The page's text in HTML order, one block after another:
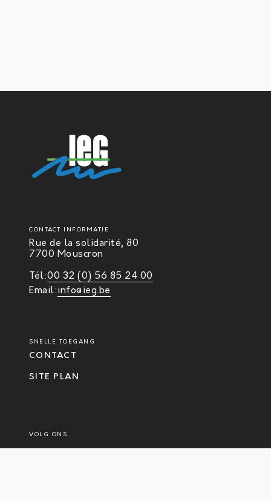
CONTACT INFORMATIE
Rue de la solidarité, 80
7700 Mouscron
Tél:00 32 (0) 56 85 24 00
Email:info@ieg.be
SNELLE TOEGANG
CONTACT
SITE PLAN
VOLG ONS